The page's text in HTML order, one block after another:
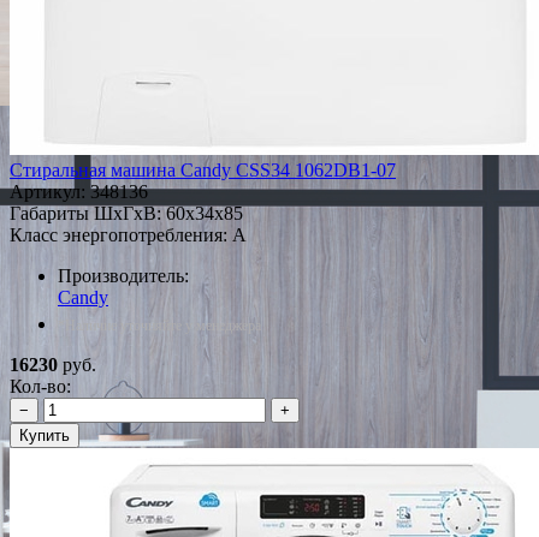
Стиральная машина Candy CSS34 1062DB1-07
Артикул: 348136
Габариты ШxГxВ: 60x34x85
Класс энергопотребления: A
Производитель:
Candy
*Наличие уточняйте у менеджера
16230 руб.
Кол-во:
−
+
Купить